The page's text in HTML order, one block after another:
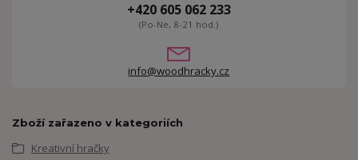
+420 605 062 233
(Po-Ne, 8-21 hod.)
info@woodhracky.cz
Zboží zařazeno v kategoriích
Kreativní hračky